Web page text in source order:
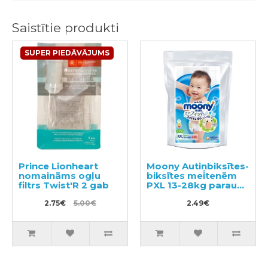
Saistītie produkti
SUPER PIEDĀVĀJUMS
Prince Lionheart
nomaināms ogļu
filtrs Twist'R 2 gab
2.75€ 5.00€
Moony Autiņbiksītes-
biksītes meitenēm
PXL 13-28kg paraugs
2.49€